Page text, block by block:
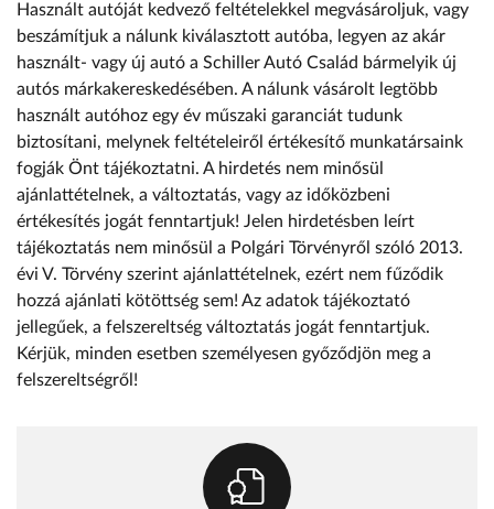
Használt autóját kedvező feltételekkel megvásároljuk, vagy
beszámítjuk a nálunk kiválasztott autóba, legyen az akár
használt- vagy új autó a Schiller Autó Család bármelyik új
autós márkakereskedésében. A nálunk vásárolt legtöbb
használt autóhoz egy év műszaki garanciát tudunk
biztosítani, melynek feltételeiről értékesítő munkatársaink
fogják Önt tájékoztatni. A hirdetés nem minősül
ajánlattételnek, a változtatás, vagy az időközbeni
értékesítés jogát fenntartjuk! Jelen hirdetésben leírt
tájékoztatás nem minősül a Polgári Törvényről szóló 2013.
évi V. Törvény szerint ajánlattételnek, ezért nem fűződik
hozzá ajánlati kötöttség sem! Az adatok tájékoztató
jellegűek, a felszereltség változtatás jogát fenntartjuk.
Kérjük, minden esetben személyesen győződjön meg a
felszereltségről!